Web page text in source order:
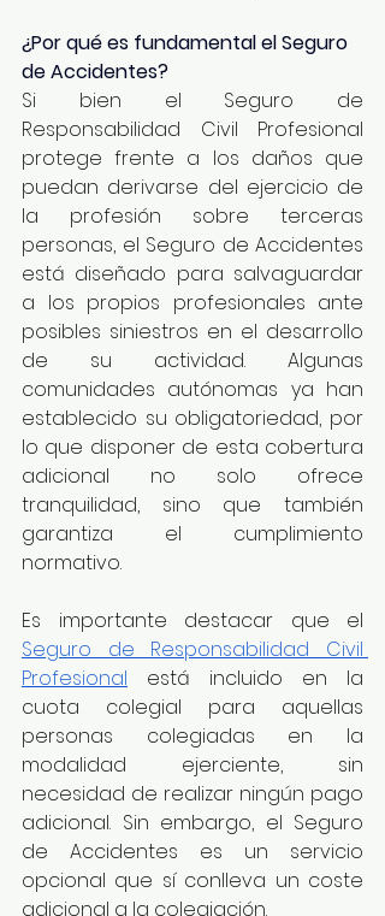
¿Por qué es fundamental el Seguro
de Accidentes?
Si bien el Seguro de
Responsabilidad Civil Profesional
protege frente a los daños que
puedan derivarse del ejercicio de
la profesión sobre terceras
personas, el Seguro de Accidentes
está diseñado para salvaguardar
a los propios profesionales ante
posibles siniestros en el desarrollo
de su actividad. Algunas
comunidades autónomas ya han
establecido su obligatoriedad, por
lo que disponer de esta cobertura
adicional no solo ofrece
tranquilidad, sino que también
garantiza el cumplimiento
normativo.
Seguro de Responsabilidad Civil
Profesional está incluido en la
cuota colegial para aquellas
personas colegiadas en la
modalidad ejerciente, sin
necesidad de realizar ningún pago
adicional. Sin embargo, el Seguro
de Accidentes es un servicio
opcional que sí conlleva un coste
adicional a la colegiación.